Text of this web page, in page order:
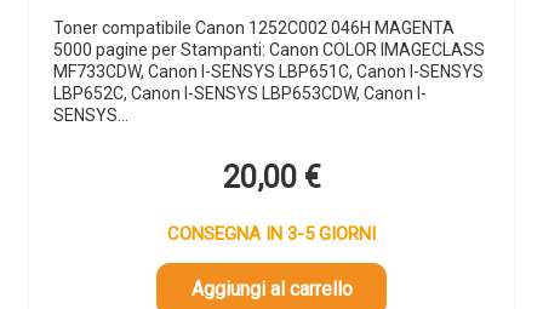
Toner compatibile Canon 1252C002 046H MAGENTA
5000 pagine per Stampanti: Canon COLOR IMAGECLASS
MF733CDW, Canon I-SENSYS LBP651C, Canon I-SENSYS
LBP652C, Canon I-SENSYS LBP653CDW, Canon I-
SENSYS…
20,00 €
CONSEGNA IN 3-5 GIORNI
Aggiungi al carrello